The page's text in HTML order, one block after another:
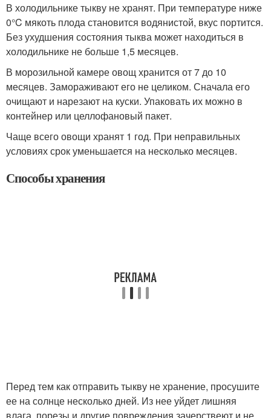
В холодильнике тыкву не хранят. При температуре ниже
0°C мякоть плода становится водянистой, вкус портится.
Без ухудшения состояния тыква может находиться в
холодильнике не больше 1,5 месяцев.
В морозильной камере овощ хранится от 7 до 10
месяцев. Замораживают его не целиком. Сначала его
очищают и нарезают на куски. Упаковать их можно в
контейнер или целлофановый пакет.
Чаще всего овощи хранят 1 год. При неправильных
условиях срок уменьшается на несколько месяцев.
Способы хранения
Перед тем как отправить тыкву не хранение, просушите
ее на солнце несколько дней. Из нее уйдет лишняя